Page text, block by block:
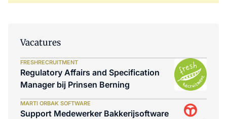
Vacatures
FRESHRECRUITMENT
Regulatory Affairs and Specification
Manager bij Prinsen Berning
MARTI ORBAK SOFTWARE
Support Medewerker Bakkerijsoftware